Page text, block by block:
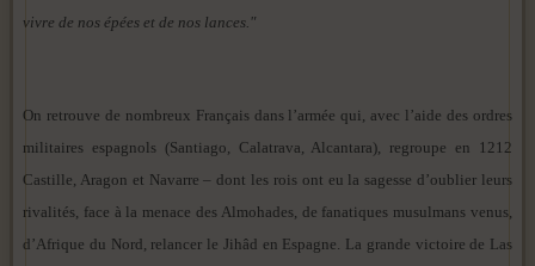
vivre de nos épées et de nos lances."
On retrouve de nombreux Français dans l’armée qui, avec l’aide des ordres
militaires espagnols (Santiago, Calatrava, Alcantara), regroupe en 1212
Castille, Aragon et Navarre – dont les rois ont eu la sagesse d’oublier leurs
rivalités, face à la menace des Almohades, de fanatiques musulmans venus,
d’Afrique du Nord, relancer le Jihâd en Espagne. La grande victoire de Las